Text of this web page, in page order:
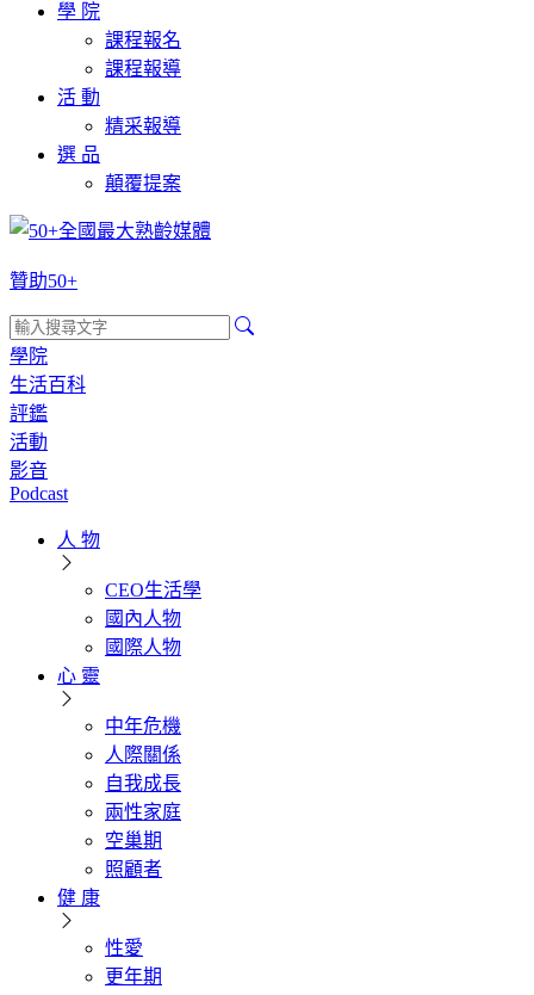
學 院
課程報名
課程報導
活 動
精采報導
選 品
顛覆提案
贊助50+
學院
生活百科
評鑑
活動
影音
Podcast
人 物
CEO生活學
國內人物
國際人物
心 靈
中年危機
人際關係
自我成長
兩性家庭
空巢期
照顧者
健 康
性愛
更年期